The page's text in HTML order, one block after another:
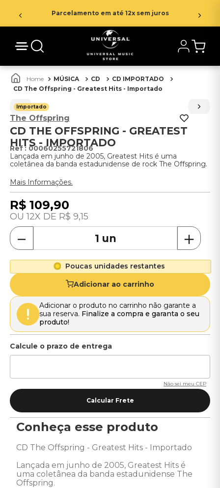
Parcelamento em até 12x sem juros
MÚSICA CD
CD IMPORTADO
CD The Offspring - Greatest Hits - Importado
Importado
The Offspring
CD THE OFFSPRING - GREATEST
HITS - IMPORTADO
: 00060255721806
Lançada em junho de 2005, Greatest Hits é uma
coletânea da banda estadunidense de rock The Offspring.
Mais Informações.
R$ 109,90
12 R$ 9,15
＋
－
Poucas unidades restantes
Adicionar ao carrinho
Adicionar o produto no carrinho não garante a
sua reserva. Finalize a compra e garanta o seu
produto!
Não sei meu CEP
Conheça esse produto
CD The Offspring - Greatest Hits - Importado
Lançada em junho de 2005, Greatest Hits é
uma coletânea da banda estadunidense The
Offspring.